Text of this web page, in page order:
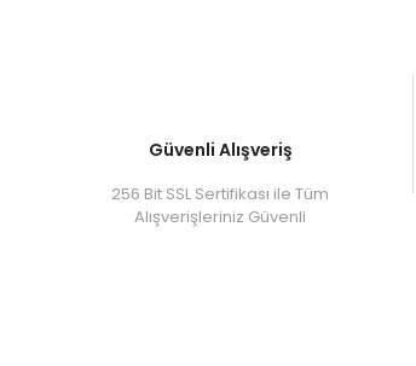
Güvenli Alışveriş
256 Bit SSL Sertifikası ile Tüm
Alışverişleriniz Güvenli